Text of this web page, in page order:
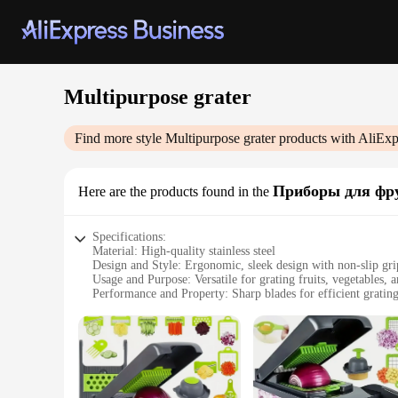
Multipurpose grater
Find more style Multipurpose graterproducts with
Here are the products found in the Приборы для
Specifications:
Material: High-quality stainless steel
Design and Style: Ergonomic, sleek design with non-slip
Usage and Purpose: Versatile for grating fruits, vegetables,
Performance and Property: Sharp blades for efficient grating
Applicable People: Ideal for home cooks and professional
Features:
**Unmatched Versatility and Efficiency**
The Multipurpose Grater is a must-have kitchen tool for
that it stands up to the rigors of frequent use. Its sharp